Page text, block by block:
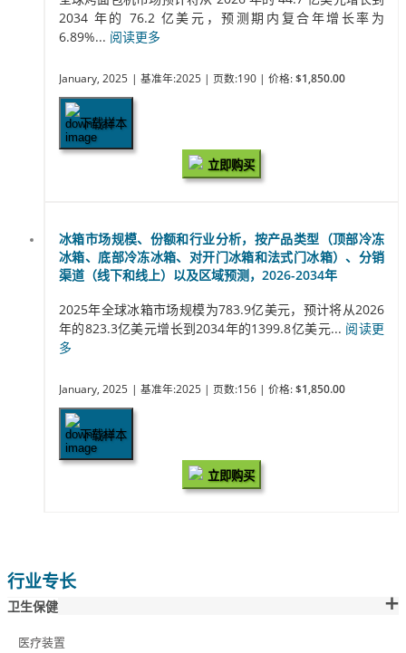
2034 年的 76.2 亿美元，预测期内复合年增长率为
6.89%... 阅读更多
January, 2025 | 基准年:2025 | 页数:190 | 价格: $1,850.00
下载样本
立即购买
冰箱市场规模、份额和行业分析，按产品类型（顶部冷冻
冰箱、底部冷冻冰箱、对开门冰箱和法式门冰箱）、分销
渠道（线下和线上）以及区域预测，2026-2034年
2025年全球冰箱市场规模为783.9亿美元，预计将从2026
年的823.3亿美元增长到2034年的1399.8亿美元... 阅读更
多
January, 2025 | 基准年:2025 | 页数:156 | 价格: $1,850.00
下载样本
立即购买
行业专长
卫生保健
医疗装置